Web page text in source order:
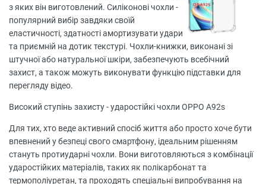
з яких він виготовлений. Силіконові чохли -
популярний вибір завдяки своїй
еластичності, здатності амортизувати удари
та приємній на дотик текстурі. Чохли-книжки, виконані зі
штучної або натуральної шкіри, забезпечують всебічний
захист, а також можуть виконувати функцію підставки для
перегляду відео.
Високий ступінь захисту - ударостійкі чохли OPPO A92s
Для тих, хто веде активний спосіб життя або просто хоче бути
впевнений у безпеці свого смартфону, ідеальним рішенням
стануть протиударні чохли. Вони виготовляються з комбінації
ударостійких матеріалів, таких як полікарбонат та
термополіуретан, та проходять спеціальні випробування на